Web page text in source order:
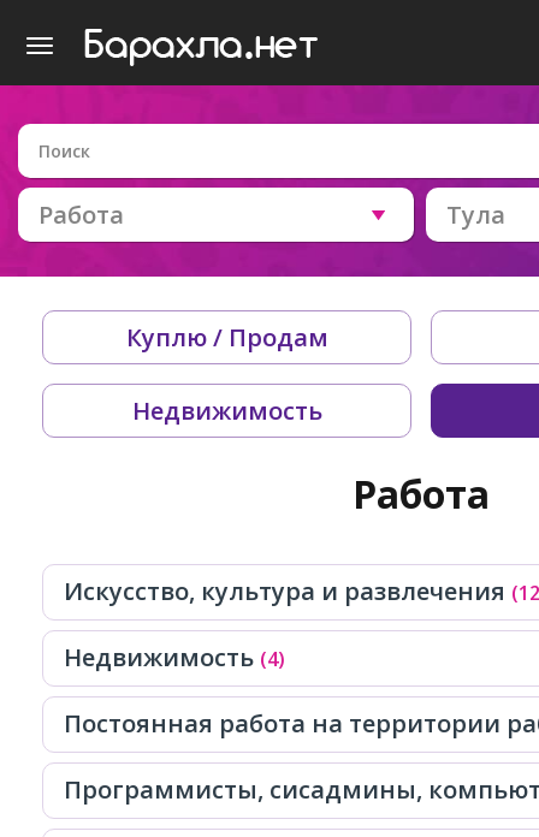
Работа Тула
Куплю / Продам
Недвижимость
Работа
Искусство, культура и развлечения
Недвижимость (4)
Постоянная работа на территории
Программисты, сисадмины,